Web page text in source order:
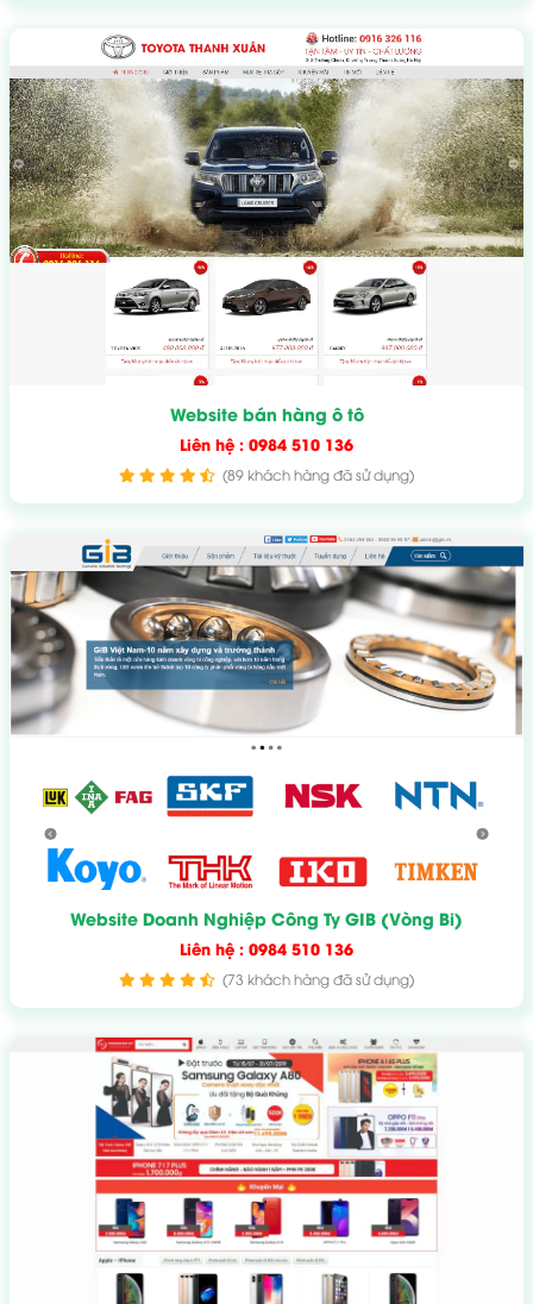
Website bán hàng ô tô
Liên hệ : 0984 510 136
(89 khách hàng đã sử dụng)
Website Doanh Nghiệp Công Ty GIB (Vòng Bi)
Liên hệ : 0984 510 136
(73 khách hàng đã sử dụng)